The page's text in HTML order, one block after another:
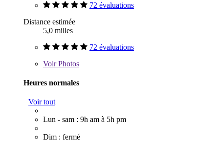
72 évaluations
Distance estimée
5,0 milles
72 évaluations
VoirPhotos
Heures normales
Voir tout
Lun - sam : 9h am à 5h pm
Dim : fermé